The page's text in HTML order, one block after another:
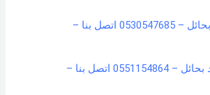
شراء اثاث مستعمل بحائل – 0530547685 اتصل بنا –
شركة تنظيف مساجد بحائل – 0551154864 اتصل بنا –